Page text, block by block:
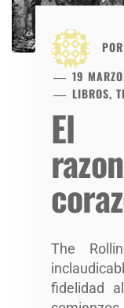
POR
19
LIBROS,
El
The
fidelidad